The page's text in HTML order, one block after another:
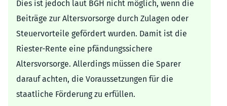
Dies ist jedoch laut BGH nicht möglich, wenn die
Beiträge zur Altersvorsorge durch Zulagen oder
Steuervorteile gefördert wurden. Damit ist die
Riester-Rente eine pfändungssichere
Altersvorsorge. Allerdings müssen die Sparer
darauf achten, die Voraussetzungen für die
staatliche Förderung zu erfüllen.